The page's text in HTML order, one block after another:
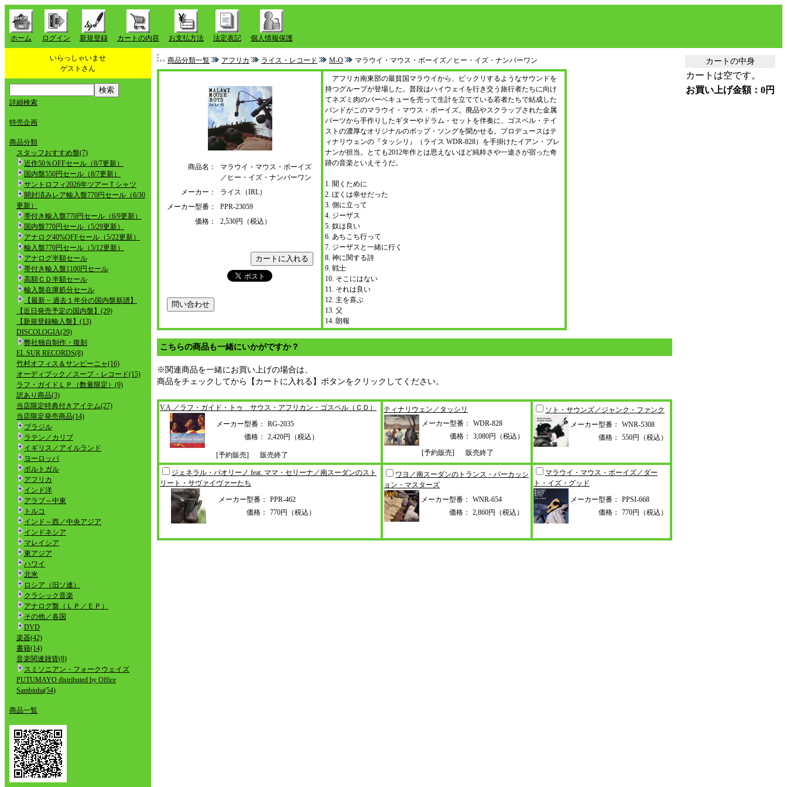
ホーム ログイン 新規登録 カートの内容 お支払方法 法定表記 個人情報保護
いらっしゃいませ
ゲストさん
詳細検索
特売企画
商品分類
スタッフおすすめ盤(7)
近作50％OFFセール（8/7更新）
国内盤550円セール（8/7更新）
サントロフィ2026年ツアーＴシャツ
開封済みレア輸入盤770円セール（6/30
更新）
帯付き輸入盤770円セール（6/9更新）
国内盤770円セール（5/29更新）
アナログ40%OFFセール（5/22更新）
輸入盤770円セール（5/12更新）
アナログ半額セール
帯付き輸入盤1100円セール
高額ＣＤ半額セール
輸入盤在庫処分セール
【最新 ~ 過去１年分の国内盤新譜】
【近日発売予定の国内盤】(29)
【新規登録輸入盤】(13)
DISCOLOGIA(29)
弊社独自制作・復刻
EL SUR RECORDS(8)
竹村オフィス＆サンビーニャ(16)
オーディブック／スープ・レコード(15)
ラフ・ガイドＬＰ（数量限定）(9)
訳あり商品(3)
当店限定特典付きアイテム(27)
当店限定発売商品(14)
ブラジル
ラテン／カリブ
イギリス／アイルランド
ヨーロッパ
ポルトガル
アフリカ
インド洋
アラブ～中東
トルコ
インド～西／中央アジア
インドネシア
マレイシア
東アジア
ハワイ
北米
ロシア（旧ソ連）
クラシック音楽
アナログ盤（ＬＰ／ＥＰ）
その他／各国
DVD
楽器(42)
書籍(14)
音楽関連雑貨(8)
スミソニアン・フォークウェイズ
PUTUMAYO distributed by Office
Sambinha(54)
商品一覧
商品分類一覧 アフリカ ライス・レコード M-O マラウイ・マウス・ボーイズ／ヒー・イズ・ナンバーワン
商品名：
マラウイ・マウス・ボーイズ
／ヒー・イズ・ナンバーワン
メーカー：
ライス（IRL）
メーカー型番：
PPR-23059
価格：
2,530円（税込）
アフリカ南東部の最貧国マラウイから、ビックリするようなサウンドを
持つグループが登場した。普段はハイウェイを行き交う旅行者たちに向け
てネズミ肉のバーベキューを売って生計を立てている若者たちで結成した
バンドがこのマラウイ・マウス・ボーイズ。廃品やスクラップされた金属
パーツから手作りしたギターやドラム・セットを伴奏に、ゴスペル・テイ
ストの濃厚なオリジナルのポップ・ソングを聞かせる。プロデュースはテ
ィナリウェンの『タッシリ』（ライス WDR-828）を手掛けたイアン・ブレ
ナンが担当。とても2012年作とは思えないほど純粋さや一途さが宿った奇
跡の音楽といえそうだ。
1. 聞くために
2. ぼくは幸せだった
3. 側に立って
4. ジーザス
5. 奴は良い
6. あちこち行って
7. ジーザスと一緒に行く
8. 神に関する詩
9. 戦士
10. そこにはない
11. それは良い
12. 主を喜ぶ
13. 父
14. 朗報
こちらの商品も一緒にいかがですか？
※関連商品を一緒にお買い上げの場合は、
商品をチェックしてから【カートに入れる】ボタンをクリックしてください。
V.A.／ラフ・ガイド・トゥ サウス ・アフリカン・ゴスペル（ＣＤ）
メーカー型番：
RG-2035
価格：
2,420円（税込）
[予約販売] 販売終了
ティナリウェン／タッシリ
メーカー型番：
WDR-828
価格：
3,080円（税込）
[予約販売]
販売終了
ソト・サウンズ／ジャンク・ファンク
メーカー型番：
WNR-5308
価格：
550円（税込）
ジェネラル・パオリーノ feat. ママ ・セリーナ／南スーダンのスト
リー ト・サヴァイヴァーたち
メーカー型番：
PPR-462
価格：
770円（税込）
ワヨ／南スーダンのトランス・パーカッシ
ョン・マスターズ
メーカー型番：
WNR-654
価格：
2,860円（税込）
マラウイ・マウス・ボーイズ／ダー
ト・イズ・グッド
メーカー型番：
PPSI-668
価格：
770円（税込）
カートの中身
カートは空です。
お買い上げ金額：0円